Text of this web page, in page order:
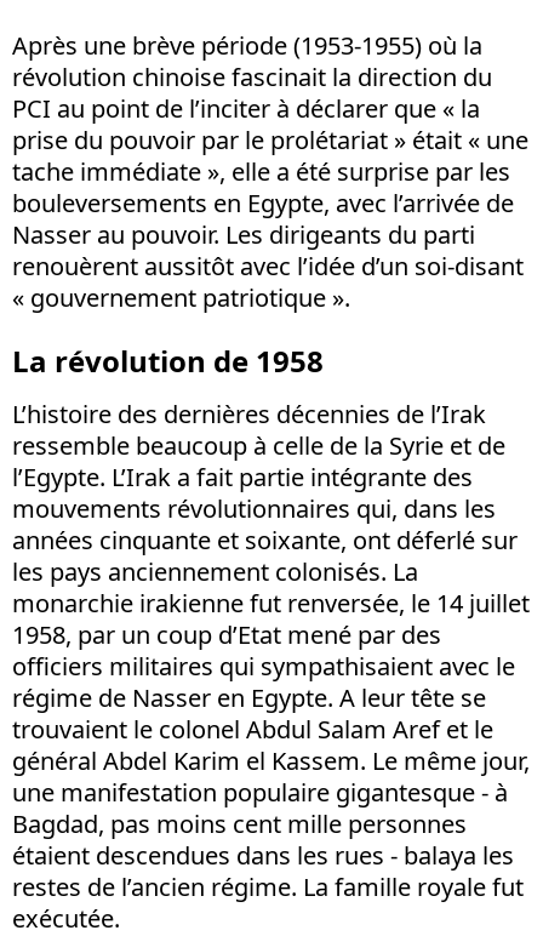
Après une brève période (1953-1955) où la
révolution chinoise fascinait la direction du
PCI au point de l’inciter à déclarer que « la
prise du pouvoir par le prolétariat » était « une
tache immédiate », elle a été surprise par les
bouleversements en Egypte, avec l’arrivée de
Nasser au pouvoir. Les dirigeants du parti
renouèrent aussitôt avec l’idée d’un soi-disant
« gouvernement patriotique ».
La révolution de 1958
L’histoire des dernières décennies de l’Irak
ressemble beaucoup à celle de la Syrie et de
l’Egypte. L’Irak a fait partie intégrante des
mouvements révolutionnaires qui, dans les
années cinquante et soixante, ont déferlé sur
les pays anciennement colonisés. La
monarchie irakienne fut renversée, le 14 juillet
1958, par un coup d’Etat mené par des
officiers militaires qui sympathisaient avec le
régime de Nasser en Egypte. A leur tête se
trouvaient le colonel Abdul Salam Aref et le
général Abdel Karim el Kassem. Le même jour,
une manifestation populaire gigantesque - à
Bagdad, pas moins cent mille personnes
étaient descendues dans les rues - balaya les
restes de l’ancien régime. La famille royale fut
exécutée.